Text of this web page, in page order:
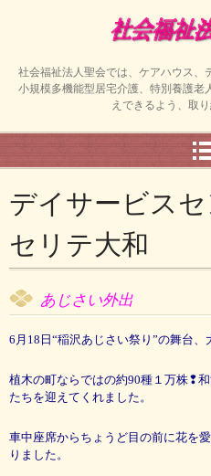
社会福祉法人聖会では、ケアハウス、
小規模多機能型居宅介護、特別養護老
えできるよう、取
デイサービス
セリテ大和
あ じさ い外出
6月18日“稲沢あじさい祭り”の舞台、
植木の町ならではの約90種１万株❢
たちを迎えてくれました。
車中座席からちょうど目の前に花を
りました。